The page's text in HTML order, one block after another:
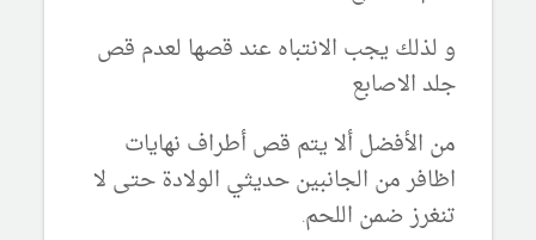
و لذلك يجب الانتباه عند قصها لعدم قص
جلد الاصابع
من الأفضل ألا يتم قص أطراف نهايات
اظافر من الجانبين حديثي الولادة حتى لا
تنغرز ضمن اللحم.